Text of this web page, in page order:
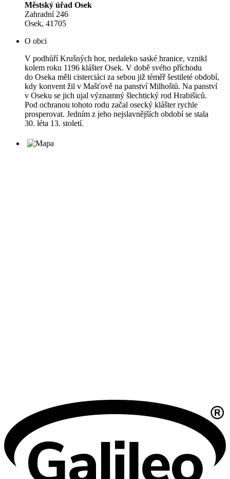
Městský úřad Osek
Zahradní 246
Osek, 41705
O obci
V podhůří Krušných hor, nedaleko saské hranice, vznikl
kolem roku 1196 klášter Osek. V době svého příchodu
do Oseka měli cisterciáci za sebou již téměř šestileté období,
kdy konvent žil v Mašťově na panství Milhoštů. Na panství
v Oseku se jich ujal významný šlechtický rod Hrabišiců.
Pod ochranou tohoto rodu začal osecký klášter rychle
prosperovat. Jedním z jeho nejslavnějších období se stala
30. léta 13. století.